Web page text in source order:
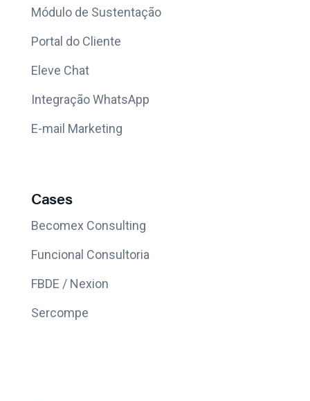
Módulo de Sustentação
Portal do Cliente
Eleve Chat
Integração WhatsApp
E-mail Marketing
Cases
Becomex Consulting
Funcional Consultoria
FBDE / Nexion
Sercompe